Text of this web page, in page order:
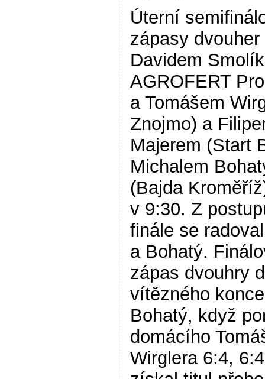
Úterní
zápasy dvouher
Davidem
AGROFERT
a Tomášem
Znojmo) a
Majerem (Start
Michalem
(Bajda
v 9:30. Z
finále se
a Bohatý.
zápas dvouhry
vítězného
Bohatý, když
domácího
Wirglera 6:4,